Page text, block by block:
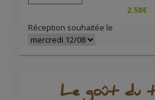
2.58€
Réception souhaitée le